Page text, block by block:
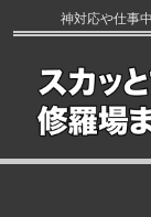
神対応や仕事